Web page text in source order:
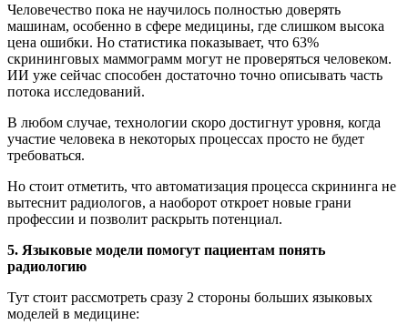
Человечество пока не научилось полностью доверять
машинам, особенно в сфере медицины, где слишком высока
цена ошибки. Но статистика показывает, что 63%
скрининговых маммограмм могут не проверяться человеком.
ИИ уже сейчас способен достаточно точно описывать часть
потока исследований.
В любом случае, технологии скоро достигнут уровня, когда
участие человека в некоторых процессах просто не будет
требоваться.
Но стоит отметить, что автоматизация процесса скрининга не
вытеснит радиологов, а наоборот откроет новые грани
профессии и позволит раскрыть потенциал.
5. Языковые модели помогут пациентам понять
радиологию
Тут стоит рассмотреть сразу 2 стороны больших языковых
моделей в медицине: